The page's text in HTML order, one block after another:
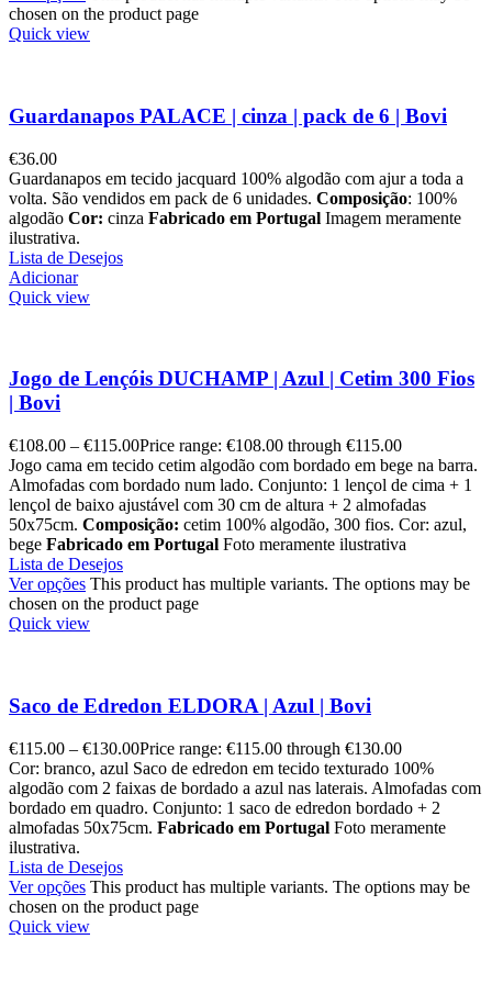
chosen on the product page
Quick view
Guardanapos PALACE | cinza | pack de 6 | Bovi
€36.00
Guardanapos em tecido jacquard 100% algodão com ajur a toda a
volta. São vendidos em pack de 6 unidades. Composição: 100%
algodão Cor: cinza Fabricado em Portugal Imagem meramente
ilustrativa.
Lista de Desejos
Adicionar
Quick view
Jogo de Lençóis DUCHAMP | Azul | Cetim 300 Fios
| Bovi
€108.00 – €115.00Price range: €108.00 through €115.00
Jogo cama em tecido cetim algodão com bordado em bege na barra.
Almofadas com bordado num lado. Conjunto: 1 lençol de cima + 1
lençol de baixo ajustável com 30 cm de altura + 2 almofadas
50x75cm. Composição: cetim 100% algodão, 300 fios. Cor: azul,
bege Fabricado em Portugal Foto meramente ilustrativa
Lista de Desejos
Ver opções This product has multiple variants. The options may be
chosen on the product page
Quick view
Saco de Edredon ELDORA | Azul | Bovi
€115.00 – €130.00Price range: €115.00 through €130.00
Cor: branco, azul Saco de edredon em tecido texturado 100%
algodão com 2 faixas de bordado a azul nas laterais. Almofadas com
bordado em quadro. Conjunto: 1 saco de edredon bordado + 2
almofadas 50x75cm. Fabricado em Portugal Foto meramente
ilustrativa.
Lista de Desejos
Ver opções This product has multiple variants. The options may be
chosen on the product page
Quick view